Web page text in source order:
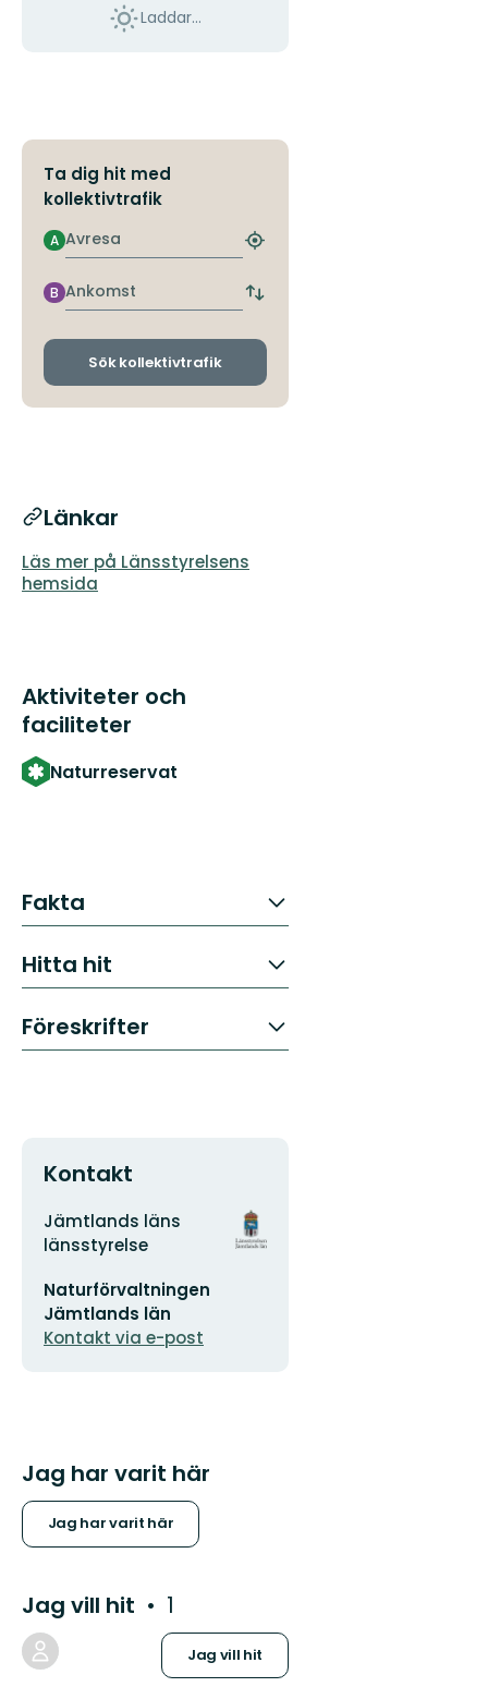
Laddar...
Ta dig hit med
kollektivtrafik
Avresa
A
Hitta
hållplats
Ankomst
B
Byt
och
Sök kollektivtrafik
Länkar
Läs mer på Länsstyrelsens
hemsida
Aktiviteter och
faciliteter
Naturreservat
Fakta
Hitta hit
Föreskrifter
Kontakt
Adress
Jämtlands läns
länsstyrelse
postadress
Naturförvaltningen
Jämtlands län
Kontakt via e-post
Organisationens
logotyp
Jag har varit här
Jag har varit här
Jag vill hit 1
Jag vill hit